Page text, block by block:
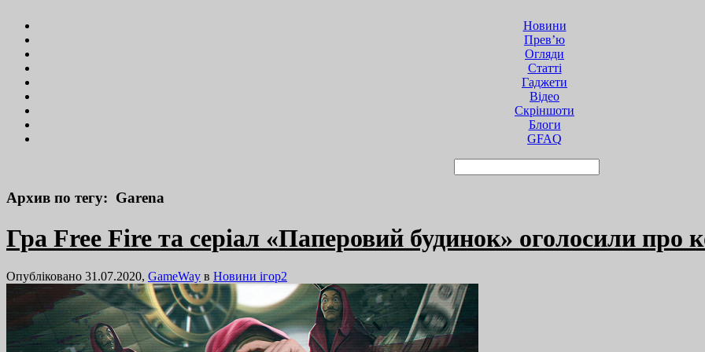
Новини
Прев’ю
Огляди
Статті
Гаджети
Відео
Cкріншоти
Блоги
GFAQ
Архив по тегу: Garena
Гра Free Fire та серіал «Паперовий будинок» оголосили про
Опубліковано 31.07.2020, GameWay в Новини ігор2